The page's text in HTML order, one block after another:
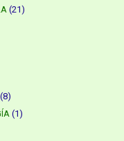
(21)
(8)
(1)